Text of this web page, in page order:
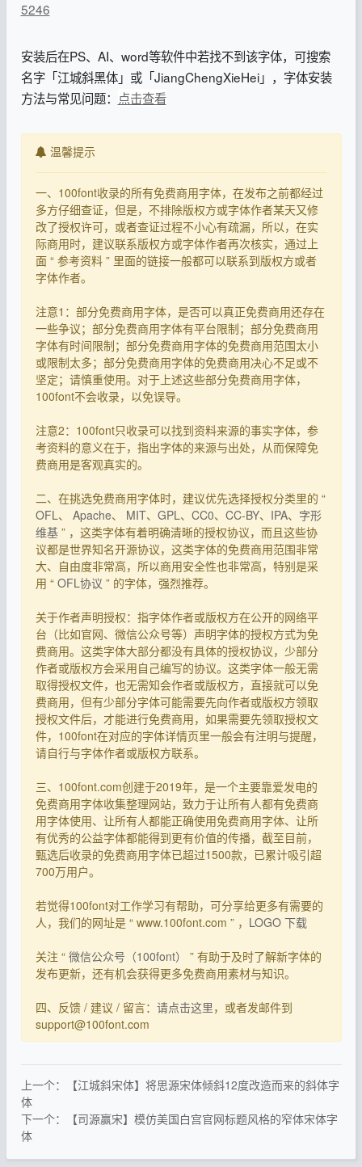
5246
安装后在PS、AI、word等软件中若找不到该字体，可搜索
名字「江城斜黑体」或「JiangChengXieHei」，字体安装
方法与常见问题： 点击查看
温馨提示
一、100font收录的所有免费商用字体，在发布之前都经过
多方仔细查证，但是，不排除版权方或字体作者某天又修
改了授权许可，或者查证过程不小心有疏漏，所以，在实
际商用时，建议联系版权方或字体作者再次核实，通过上
面 “ 参考资料 ” 里面的链接一般都可以联系到版权方或者
字体作者。
注意1：部分免费商用字体，是否可以真正免费商用还存在
一些争议；部分免费商用字体有平台限制；部分免费商用
字体有时间限制；部分免费商用字体的免费商用范围太小
或限制太多；部分免费商用字体的免费商用决心不足或不
坚定；请慎重使用。对于上述这些部分免费商用字体，
100font不会收录，以免误导。
注意2：100font只收录可以找到资料来源的事实字体，参
考资料的意义在于，指出字体的来源与出处，从而保障免
费商用是客观真实的。
二、在挑选免费商用字体时，建议优先选择授权分类里的 “
OFL 、 Apache、 MIT、 GPL 、 CC0、 CC-BY、 IPA、 字形
维基 ” ，这类字体有着明确清晰的授权协议，而且这些协
议都是世界知名开源协议，这类字体的免费商用范围非常
大、自由度非常高，所以商用安全性也非常高，特别是采
用 “ OFL协议 ” 的字体，强烈推荐。
关于作者声明授权：指字体作者或版权方在公开的网络平
台（比如官网、微信公众号等）声明字体的授权方式为免
费商用。这类字体大部分都没有具体的授权协议，少部分
作者或版权方会采用自己编写的协议。这类字体一般无需
取得授权文件，也无需知会作者或版权方，直接就可以免
费商用，但有少部分字体可能需要先向作者或版权方领取
授权文件后，才能进行免费商用，如果需要先领取授权文
件，100font在对应的字体详情页里一般会有注明与提醒，
请自行与字体作者或版权方联系。
三、100font.com创建于2019年，是一个主要靠爱发电的
免费商用字体收集整理网站，致力于让所有人都有免费商
用字体使用、让所有人都能正确使用免费商用字体、让所
有优秀的公益字体都能得到更有价值的传播，截至目前，
甄选后收录的免费商用字体已超过1500款，已累计吸引超
700万用户。
若觉得100font对工作学习有帮助，可分享给更多有需要的
人，我们的网址是 “ www.100font.com ” ， LOGO 下载
关注 “ 微信公众号（100font）
” 有助于及时了解新字体的
发布更新，还有机会获得更多免费商用素材与知识。
四、反馈 / 建议 / 留言： 请点击这里，或者发邮件到
support@100font.com
上一个：【江城斜宋体】将思源宋体倾斜12度改造而来的斜体字
体
下一个：【司源赢宋】模仿美国白宫官网标题风格的窄体宋体字
体